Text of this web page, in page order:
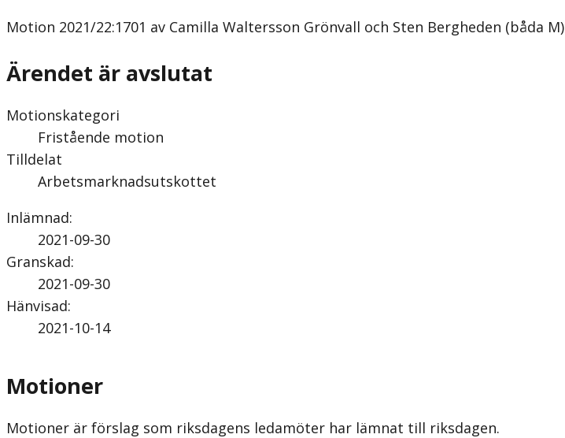
Motion 2021/22:1701 av Camilla Waltersson Grönvall och Sten Bergheden (båda M)
Ärendet är avslutat
Motionskategori
Fristående motion
Tilldelat
Arbetsmarknadsutskottet
Inlämnad:
2021-09-30
Granskad:
2021-09-30
Hänvisad:
2021-10-14
Motioner
Motioner är förslag som riksdagens ledamöter har lämnat till riksdagen.